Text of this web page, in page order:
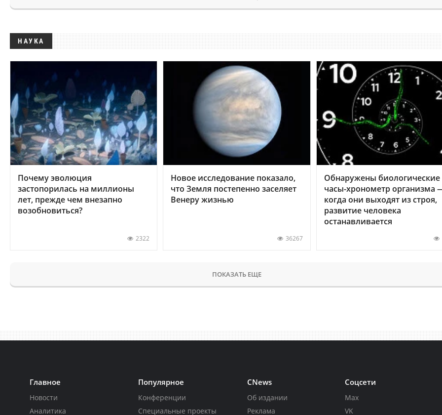
НАУКА
Почему эволюция
застопорилась на миллионы
лет, прежде чем внезапно
возобновиться?
2322
Новое исследование показало,
что Земля постепенно заселяет
Венеру жизнью
36267
Обнаружены биологические
часы-хронометр организма
когда они выходят из строя,
развитие человека
останавливается
ПОКАЗАТЬ ЕЩЕ
Главное
Новости
Аналитика
Популярное
Конференции
Специальные проекты
CNews
Об издании
Реклама
Соцсети
Max
VK